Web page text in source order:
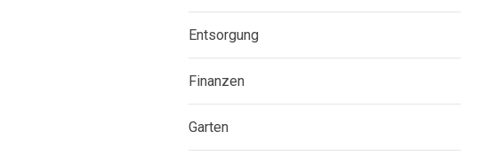
Entsorgung
Finanzen
Garten